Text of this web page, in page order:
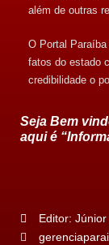
além de outras
O Portal
fatos do estado
credibilidade o
Seja Bem
aqui é
Editor: